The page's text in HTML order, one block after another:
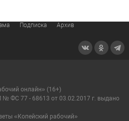
Подписка
Архив
онлайн» (16+)
№ ФС 77 - 68613 от 03.02.2017 г. выдано
«Копейский рабочий»